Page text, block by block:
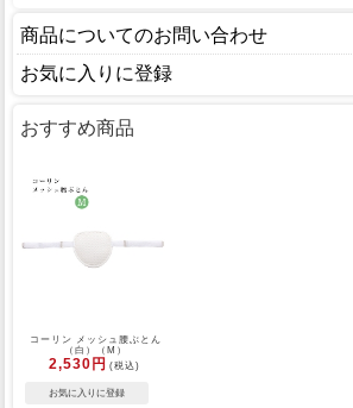
商品についてのお問い合わせ
お気に入りに登録
おすすめ商品
コーリン メッシュ腰ぶとん
（白）（M）
2,530円 (税込)